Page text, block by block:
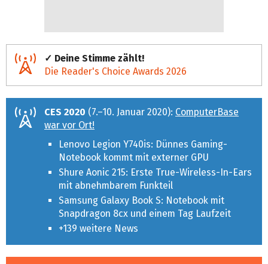
✓ Deine Stimme zählt!
Die Reader's Choice Awards 2026
CES 2020 (7.–10. Januar 2020): ComputerBase
war vor Ort!
Lenovo Legion Y740is: Dünnes Gaming-
Notebook kommt mit externer GPU
Shure Aonic 215: Erste True-Wireless-In-Ears
mit abnehmbarem Funkteil
Samsung Galaxy Book S: Notebook mit
Snapdragon 8cx und einem Tag Laufzeit
+139 weitere News